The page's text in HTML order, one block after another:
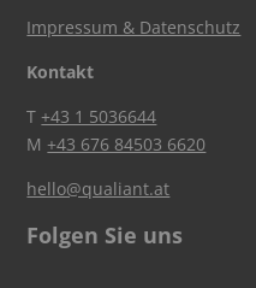
Impressum & Datenschutz
Kontakt
T+43 1 5036644
M+43 676 84503 6620
hello@qualiant.at
Folgen Sie uns